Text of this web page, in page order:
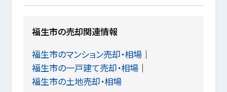
福生市の売却関連情報
福生市のマンション売却・相場
福生市の一戸建て売却・相場
福生市の土地売却・相場